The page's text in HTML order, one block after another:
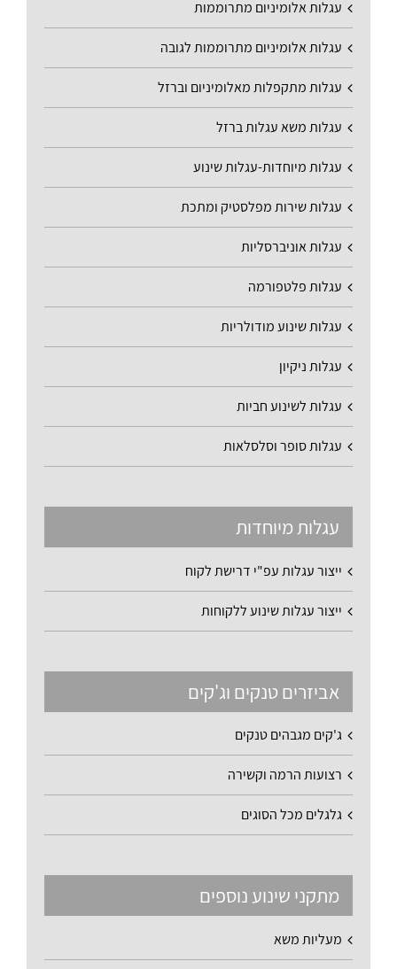
עגלות אלומיניום מתרוממות
עגלות אלומיניום מתרוממות לגובה
עגלות מתקפלות מאלומיניום וברזל
עגלות משא עגלות ברזל
עגלות מיוחדות-עגלות שינוע
עגלות שירות מפלסטיק ומתכת
עגלות אוניברסליות
עגלות פלטפורמה
עגלות שינוע מודולריות
עגלות ניקיון
עגלות לשינוע חביות
עגלות סופר וסלסלאות
עגלות מיוחדות
ייצור עגלות עפ"י דרישת לקוח
ייצור עגלות שינוע ללקוחות
אביזרים טנקים וג'קים
ג'קים מגבהים טנקים
רצועות הרמה וקשירה
גלגלים מכל הסוגים
מתקני שינוע נוספים
מעליות משא